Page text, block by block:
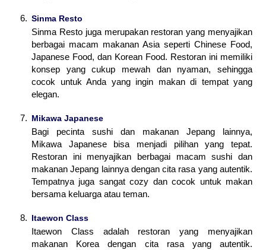
Sinma Resto
Sinma Resto juga merupakan restoran yang menyajikan
berbagai macam makanan Asia seperti Chinese Food,
Japanese Food, dan Korean Food. Restoran ini memiliki
konsep yang cukup mewah dan nyaman, sehingga
cocok untuk Anda yang ingin makan di tempat yang
elegan.
Mikawa Japanese
Bagi pecinta sushi dan makanan Jepang lainnya,
Mikawa Japanese bisa menjadi pilihan yang tepat.
Restoran ini menyajikan berbagai macam sushi dan
makanan Jepang lainnya dengan cita rasa yang autentik.
Tempatnya juga sangat cozy dan cocok untuk makan
bersama keluarga atau teman.
Itaewon Class
Itaewon Class adalah restoran yang menyajikan
makanan Korea dengan cita rasa yang autentik.